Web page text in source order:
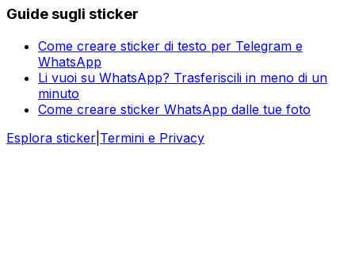
Guide sugli sticker
Come creare sticker di testo per Telegram e
WhatsApp
Li vuoi su WhatsApp? Trasferiscili in meno di un
minuto
Come creare sticker WhatsApp dalle tue foto
Esplora sticker Termini e Privacy